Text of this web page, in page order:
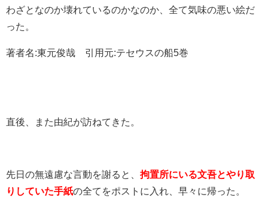
わざとなのか壊れているのかなのか、全て気味の悪い絵だ
った。
著者名:東元俊哉 引用元:テセウスの船5巻
直後、また由紀が訪ねてきた。
先日の無遠慮な言動を謝ると、 拘置所にいる文吾とやり取
りしていた手紙の全てをポストに入れ、早々に帰った。